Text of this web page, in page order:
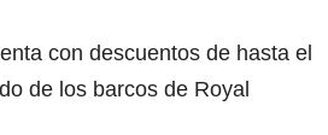
con descuentos de hasta el
de los barcos de Royal